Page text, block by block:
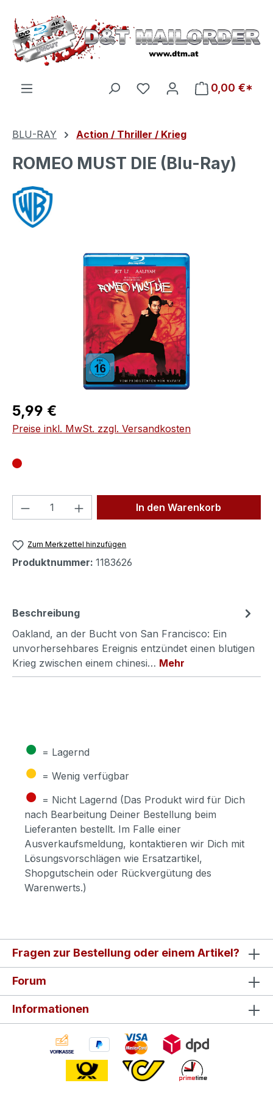
Zum Hauptinhalt springen
Du hast 0 Produkte auf
0,00 €*
BLU-RAY Action / Thriller / Krieg
ROMEO MUST DIE (Blu-Ray)
Bildergalerie überspringen
Regulärer Preis:
5,99 €
Preise inkl. MwSt. zzgl. Versandkosten
Produkt Anzahl: Gib denIn den Warenkorb
Zum Merkzettel hinzufügen
Produktnummer: 1183626
Beschreibung
Oakland, an der Bucht von San Francisco: Ein
unvorhersehbares Ereignis entzündet einen blutigen
Krieg zwischen einem chinesi… Mehr
● = Lagernd
● = Wenig verfügbar
● = Nicht Lagernd (Das Produkt wird für Dich
nach Bearbeitung Deiner Bestellung beim
Lieferanten bestellt. Im Falle einer
Ausverkaufsmeldung, kontaktieren wir Dich mit
Lösungsvorschlägen wie Ersatzartikel,
Shopgutschein oder Rückvergütung des
Warenwerts.)
Fragen zur Bestellung oder einem Artikel?
Forum
Informationen